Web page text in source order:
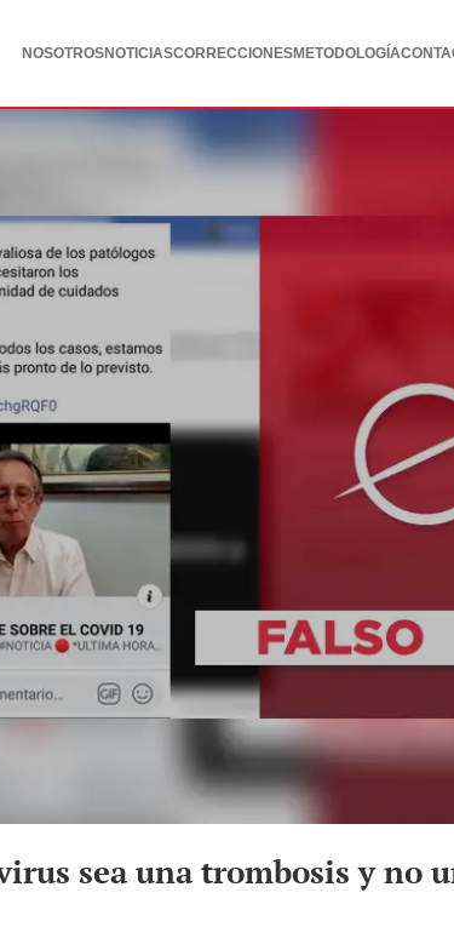
NOSOTROSNOTICIASCORRECCIONESMETODOLOGÍA
sea una trombosis y no